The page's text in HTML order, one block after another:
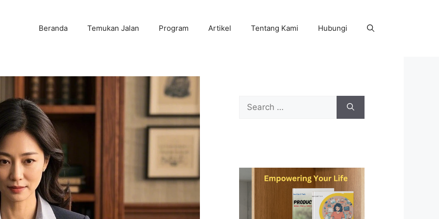
Beranda Temukan Jalan Program Artikel Tentang Kami Hubungi
for: